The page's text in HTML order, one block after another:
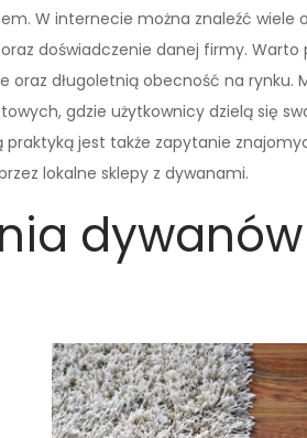
W internecie można znaleźć wiele
doświadczenie danej firmy. Warto
długoletnią obecność na rynku.
gdzie użytkownicy dzielą się
jest także zapytanie
lokalne sklepy z dywanami.